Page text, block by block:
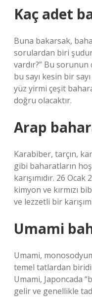
Kaç adet
Buna bakarsak,
sorulardan biri
vardır?” Bu
bu sayı kesin bir
yüz yirmi çeşit
doğru olacaktır.
Arap
Karabiber, tarçın,
gibi baharatların
karışımıdır. 26
kimyon ve kırmızı
ve lezzetli bir
Umami
Umami,
temel tatlardan
Umami, Japoncada
gelir ve genellikle